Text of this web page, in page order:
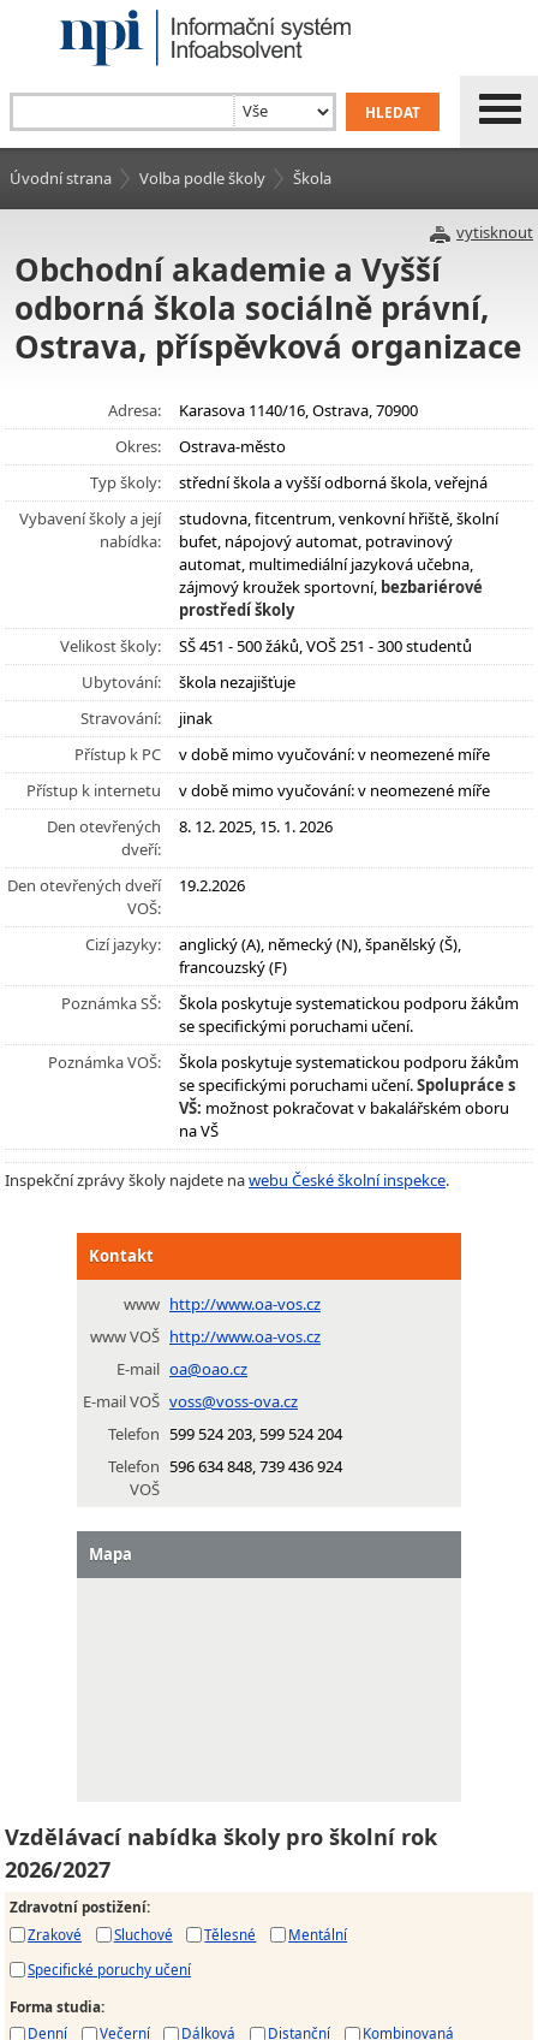
Úvodní strana Volba podle školy Škola
vytisknout
Obchodní akademie a Vyšší
odborná škola sociálně právní,
Ostrava, příspěvková organizace
Adresa:
Karasova 1140/16, Ostrava, 70900
Okres:
Ostrava-město
Typ školy:
střední škola a vyšší odborná škola, veřejná
Vybavení školy a její
nabídka:
studovna, fitcentrum, venkovní hřiště, školní
bufet, nápojový automat, potravinový
automat, multimediální jazyková učebna,
zájmový kroužek sportovní, bezbariérové
prostředí školy
Velikost školy:
SŠ 451 - 500 žáků, VOŠ 251 - 300 studentů
Ubytování:
škola nezajišťuje
Stravování:
jinak
Přístup k PC
v době mimo vyučování: v neomezené míře
Přístup k internetu
v době mimo vyučování: v neomezené míře
Den otevřených
dveří:
8. 12. 2025, 15. 1. 2026
Den otevřených dveří
VOŠ:
19.2.2026
Cizí jazyky:
anglický (A), německý (N), španělský (Š),
francouzský (F)
Poznámka SŠ:
Škola poskytuje systematickou podporu žákům
se specifickými poruchami učení.
Poznámka VOŠ:
Škola poskytuje systematickou podporu žákům
se specifickými poruchami učení.Spolupráce s
VŠ: možnost pokračovat v bakalářském oboru
na VŠ
Inspekční zprávy školy najdete nawebu České školní inspekce.
Kontakt
www http://www.oa-vos.cz
www VOŠ http://www.oa-vos.cz
E-mail oa@oao.cz
E-mail VOŠ voss@voss-ova.cz
Telefon 599 524 203, 599 524 204
Telefon
VOŠ
596 634 848, 739 436 924
Mapa
Vzdělávací nabídka školy pro školní rok
2026/2027
Zdravotní postižení:
Zrakové
Sluchové Tělesné
Mentální
Specifické poruchy učení
Forma studia:
Denní
Večerní Dálková Distanční Kombinovaná